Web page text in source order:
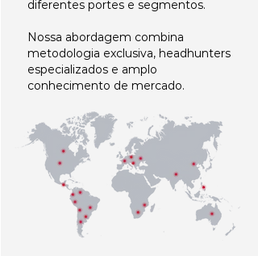
diferentes portes e segmentos.
Nossa abordagem combina
metodologia exclusiva, headhunters
especializados e amplo
conhecimento de mercado.